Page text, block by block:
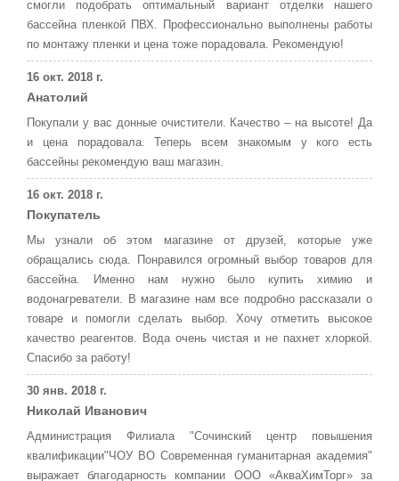
смогли подобрать оптимальный вариант отделки нашего
бассейна пленкой ПВХ. Профессионально выполнены работы
по монтажу пленки и цена тоже порадовала. Рекомендую!
16 окт. 2018 г.
Анатолий
Покупали у вас донные очистители. Качество – на высоте! Да
и цена порадовала. Теперь всем знакомым у кого есть
бассейны рекомендую ваш магазин.
16 окт. 2018 г.
Покупатель
Мы узнали об этом магазине от друзей, которые уже
обращались сюда. Понравился огромный выбор товаров для
бассейна. Именно нам нужно было купить химию и
водонагреватели. В магазине нам все подробно рассказали о
товаре и помогли сделать выбор. Хочу отметить высокое
качество реагентов. Вода очень чистая и не пахнет хлоркой.
Спасибо за работу!
30 янв. 2018 г.
Николай Иванович
Администрация Филиала "Сочинский центр повышения
квалификации"ЧОУ ВО Современная гуманитарная академия"
выражает благодарность компании ООО «АкваХимТорг» за